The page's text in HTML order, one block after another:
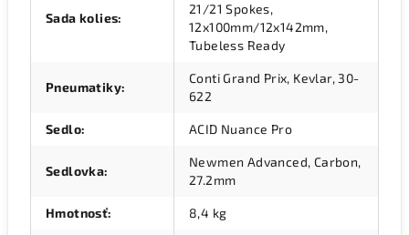
Sada kolies:
21/21 Spokes,
12x100mm/12x142mm,
Tubeless Ready
Pneumatiky:
Conti Grand Prix, Kevlar, 30-
622
Sedlo: ACID Nuance Pro
Sedlovka:
Newmen Advanced, Carbon,
27.2mm
Hmotnosť: 8,4 kg